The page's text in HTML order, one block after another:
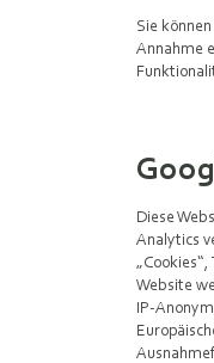
Sie
Annahme
Diese
Analytics
Website
IP-